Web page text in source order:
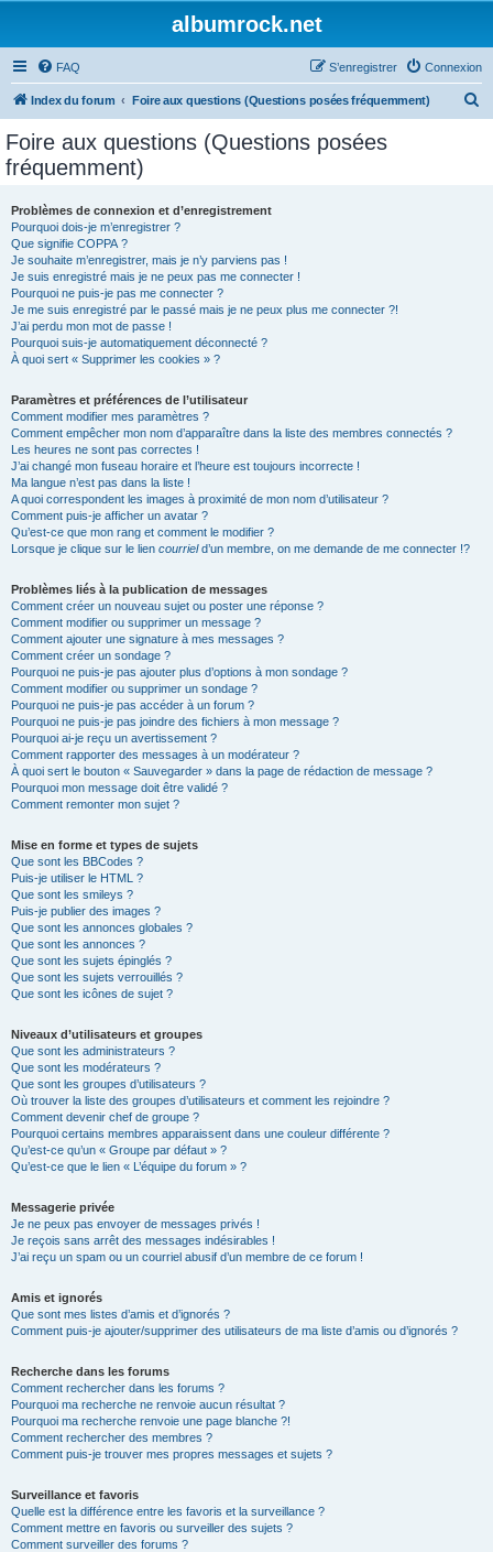
albumrock.net
FAQ Connexion
S’enregistrer
Index du forum Foire aux questions (Questions posées fréquemment)
Foire aux questions (Questions posées
fréquemment)
Problèmes de connexion et d’enregistrement
Pourquoi dois-je m’enregistrer ?
Que signifie COPPA ?
Je souhaite m’enregistrer, mais je n’y parviens pas !
Je suis enregistré mais je ne peux pas me connecter !
Pourquoi ne puis-je pas me connecter ?
Je me suis enregistré par le passé mais je ne peux plus me connecter ?!
J’ai perdu mon mot de passe !
Pourquoi suis-je automatiquement déconnecté ?
À quoi sert « Supprimer les cookies » ?
Paramètres et préférences de l’utilisateur
Comment modifier mes paramètres ?
Comment empêcher mon nom d’apparaître dans la liste des membres connectés ?
Les heures ne sont pas correctes !
J’ai changé mon fuseau horaire et l’heure est toujours incorrecte !
Ma langue n’est pas dans la liste !
A quoi correspondent les images à proximité de mon nom d’utilisateur ?
Comment puis-je afficher un avatar ?
Qu’est-ce que mon rang et comment le modifier ?
Lorsque je clique sur le lien courrield’un membre, on me demande de me connecter !?
Problèmes liés à la publication de messages
Comment créer un nouveau sujet ou poster une réponse ?
Comment modifier ou supprimer un message ?
Comment ajouter une signature à mes messages ?
Comment créer un sondage ?
Pourquoi ne puis-je pas ajouter plus d’options à mon sondage ?
Comment modifier ou supprimer un sondage ?
Pourquoi ne puis-je pas accéder à un forum ?
Pourquoi ne puis-je pas joindre des fichiers à mon message ?
Pourquoi ai-je reçu un avertissement ?
Comment rapporter des messages à un modérateur ?
À quoi sert le bouton « Sauvegarder » dans la page de rédaction de message ?
Pourquoi mon message doit être validé ?
Comment remonter mon sujet ?
Mise en forme et types de sujets
Que sont les BBCodes ?
Puis-je utiliser le HTML ?
Que sont les smileys ?
Puis-je publier des images ?
Que sont les annonces globales ?
Que sont les annonces ?
Que sont les sujets épinglés ?
Que sont les sujets verrouillés ?
Que sont les icônes de sujet ?
Niveaux d’utilisateurs et groupes
Que sont les administrateurs ?
Que sont les modérateurs ?
Que sont les groupes d’utilisateurs ?
Où trouver la liste des groupes d’utilisateurs et comment les rejoindre ?
Comment devenir chef de groupe ?
Pourquoi certains membres apparaissent dans une couleur différente ?
Qu’est-ce qu’un « Groupe par défaut » ?
Qu’est-ce que le lien « L’équipe du forum » ?
Messagerie privée
Je ne peux pas envoyer de messages privés !
Je reçois sans arrêt des messages indésirables !
J’ai reçu un spam ou un courriel abusif d’un membre de ce forum !
Amis et ignorés
Que sont mes listes d’amis et d’ignorés ?
Comment puis-je ajouter/supprimer des utilisateurs de ma liste d’amis ou d’ignorés ?
Recherche dans les forums
Comment rechercher dans les forums ?
Pourquoi ma recherche ne renvoie aucun résultat ?
Pourquoi ma recherche renvoie une page blanche ?!
Comment rechercher des membres ?
Comment puis-je trouver mes propres messages et sujets ?
Surveillance et favoris
Quelle est la différence entre les favoris et la surveillance ?
Comment mettre en favoris ou surveiller des sujets ?
Comment surveiller des forums ?